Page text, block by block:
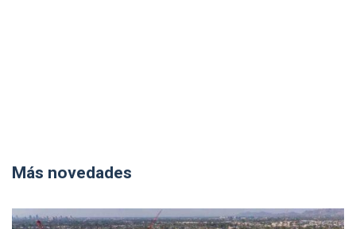
Más novedades